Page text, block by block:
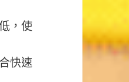
，使
快速